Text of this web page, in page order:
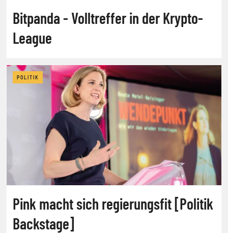
Bitpanda - Volltreffer in der Krypto-
League
POLITIK
Pink macht sich regierungsfit [Politik
Backstage]